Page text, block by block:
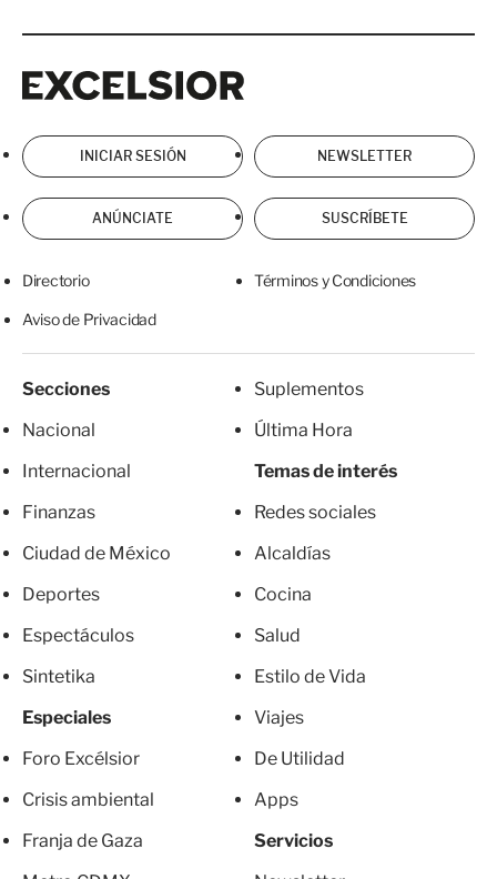
INICIAR SESIÓN NEWSLETTER
ANÚNCIATE SUSCRÍBETE
Directorio Términos y Condiciones
Aviso de Privacidad
Secciones
Nacional
Internacional
Finanzas
Ciudad de México
Deportes
Espectáculos
Sintetika
Especiales
Foro Excélsior
Crisis ambiental
Franja de Gaza
Suplementos
Última Hora
Temas de interés
Redes sociales
Alcaldías
Cocina
Salud
Estilo de Vida
Viajes
De Utilidad
Apps
Servicios